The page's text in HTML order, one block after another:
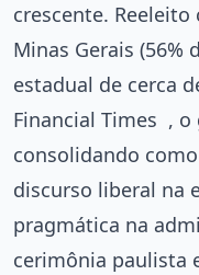
crescente.
Minas Gerais (56%
estadual de cerca
Financial Times , o
consolidando
discurso liberal na
pragmática na
cerimônia paulista